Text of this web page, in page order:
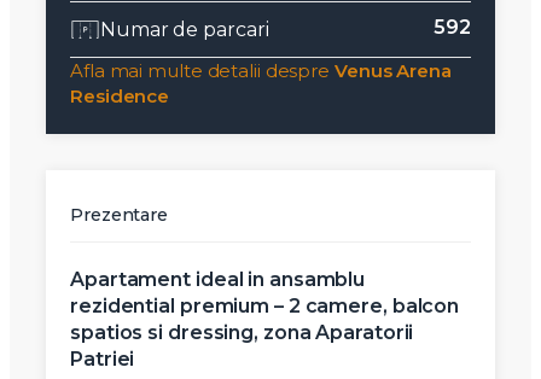
Numar de parcari
592
Afla mai multe detalii despre Venus Arena
Residence
Prezentare
Apartament ideal in ansamblu
rezidential premium – 2 camere, balcon
spatios si dressing, zona Aparatorii
Patriei